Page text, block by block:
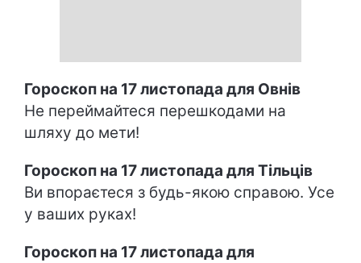
Гороскоп на 17 листопада для Овнів
Не переймайтеся перешкодами на
шляху до мети!
Гороскоп на 17 листопада для Тільців
Ви впораєтеся з будь-якою справою. Усе
у ваших руках!
Гороскоп на 17 листопада для